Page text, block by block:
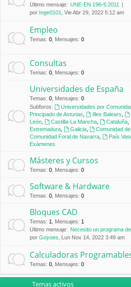
os
Último mensaje: UNE-EN 196-5:2011
por Inge0101 , Vie Abr 29, 2022 5:12 am
Empleo
Temas: 0 Mensajes: 0
Consultas
Temas: 0 Mensajes: 0
Universidades de España
Temas: 0 Mensajes: 0
Subforos:
Universidades por
Principado de Asturias
Illes Balears
León
Castilla-La Mancha, Cataluña,
Extremadura
Galicia, Comunidad
Comunidad Foral de Navarra
País
Exámenes
Másteres y Cursos
Temas: 0 Mensajes: 0
Software & Hardware
Temas: 0 Mensajes: 0
Bloques CAD
Temas: 1 Mensajes: 1
Último mensaje: Necesito un programa
por Goyoes , Lun Nov 14, 2022 3:49 am
Calculadoras
Temas: 0 Mensajes: 0
Temas activos